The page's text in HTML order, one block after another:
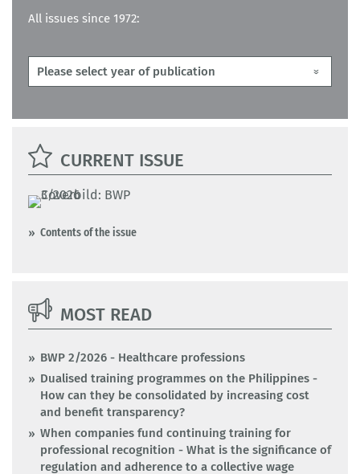
All issues since 1972:
CURRENT ISSUE
Contents of the issue
MOST READ
BWP 2/2026 - Healthcare professions
Dualised training programmes on the Philippines -
How can they be consolidated by increasing cost
and benefit transparency?
When companies fund continuing training for
professional recognition - What is the significance of
regulation and adherence to a collective wage